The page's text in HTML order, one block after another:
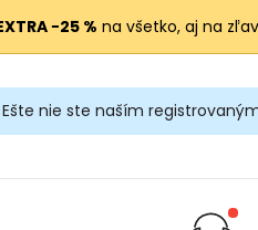
−25 % na všetko, aj na
Ešte nie ste naším